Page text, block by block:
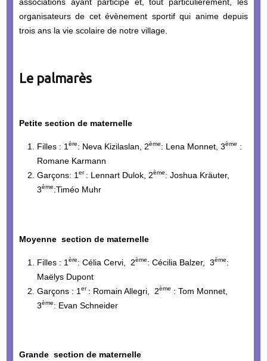
organisateurs de cet évènement sportif qui anime depuis
trois ans la vie scolaire de notre village.
Le palmarès
Petite section de maternelle
Filles : 1 ère: Neva Kizilaslan, 2ème: Lena Monnet, 3ème :
Romane Karmann
Garçons: 1 er : Lennart Dulok, 2ème: Joshua Kräuter,
3ème:Timéo Muhr
Moyenne section de maternelle
Filles : 1 ère: Célia Cervi, 2ème: Cécilia Balzer, 3ème:
Maëlys Dupont
Garçons : 1 er : Romain Allegri, 2ème : Tom Monnet,
3ème: Evan Schneider
Grande section de maternelle